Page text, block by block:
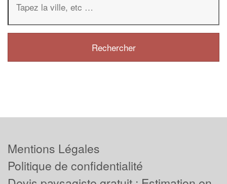
Mentions Légales
Politique de confidentialité